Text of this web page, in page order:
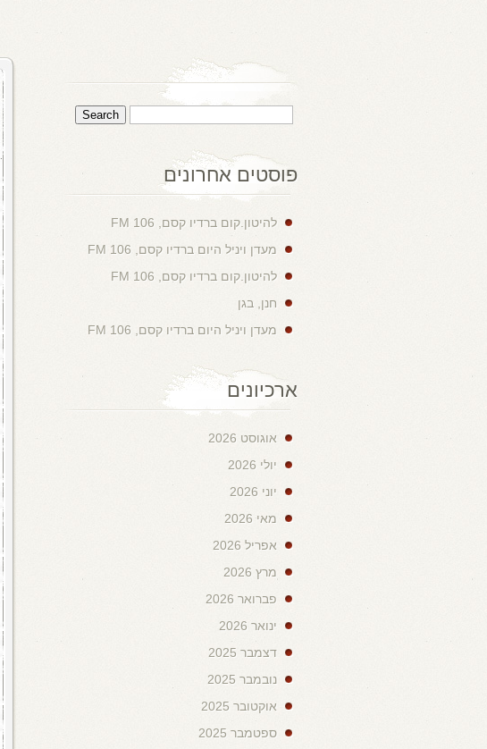
פוסטים אחרונים
להיטון.קום ברדיו קסם, 106 FM
מעדן ויניל היום ברדיו קסם, 106 FM
להיטון.קום ברדיו קסם, 106 FM
חנן, בגן
מעדן ויניל היום ברדיו קסם, 106 FM
ארכיונים
אוגוסט 2026
יולי 2026
יוני 2026
מאי 2026
אפריל 2026
מרץ 2026
פברואר 2026
ינואר 2026
דצמבר 2025
נובמבר 2025
אוקטובר 2025
ספטמבר 2025